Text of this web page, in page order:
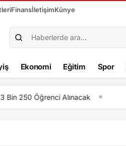
FinansİletişimKünye
Ekonomi Eğitim Spor
Peker ve Sefo sahneyi salladı